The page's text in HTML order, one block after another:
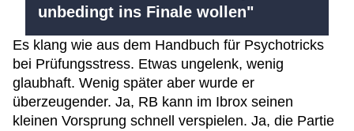
unbedingt ins Finale wollen"
Es klang wie aus dem Handbuch für Psychotricks
bei Prüfungsstress. Etwas ungelenk, wenig
glaubhaft. Wenig später aber wurde er
überzeugender. Ja, RB kann im Ibrox seinen
kleinen Vorsprung schnell verspielen. Ja, die Partie